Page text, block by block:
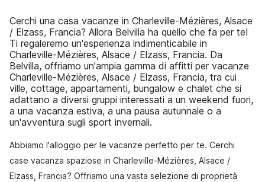
Cerchi una casa vacanze in Charleville-Mézières, Alsace
/ Elzass, Francia? Allora Belvilla ha quello che fa per te!
Ti regaleremo un'esperienza indimenticabile in
Charleville-Mézières, Alsace / Elzass, Francia. Da
Belvilla, offriamo un'ampia gamma di affitti per vacanze
Charleville-Mézières, Alsace / Elzass, Francia, tra cui
ville, cottage, appartamenti, bungalow e chalet che si
adattano a diversi gruppi interessati a un weekend fuori,
a una vacanza estiva, a una pausa autunnale o a
un'avventura sugli sport invernali.
Abbiamo l'alloggio per le vacanze perfetto per te. Cerchi
case vacanza spaziose in Charleville-Mézières, Alsace /
Elzass, Francia? Offriamo una vasta selezione di proprietà